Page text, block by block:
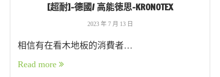
[超耐]-德國/ 高能徳思-KRONOTEX
2023 年 7 月 13 日
相信有在看木地板的消費者…
Read more